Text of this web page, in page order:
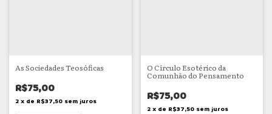
As Sociedades Teosóficas
R$75,00
2 x de R$37,50 sem juros
O Círculo Esotérico da
Comunhão do Pensamento
R$75,00
2 x de R$37,50 sem juros